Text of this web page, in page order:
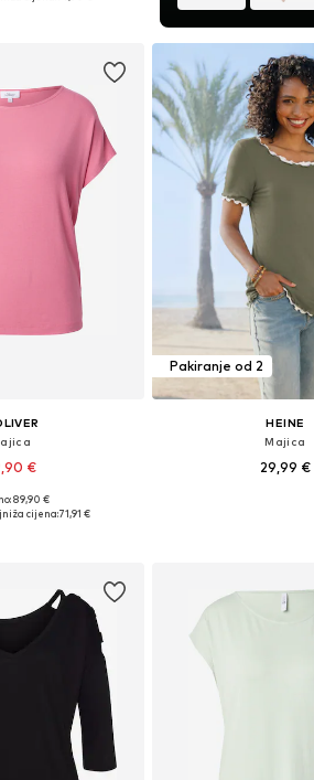
€
+ 8
M, L, XL, XXL, XXXL
89,90 €
cijena:71,91 €
Pakiranje od 2
HEINE
Majica
29,99 €